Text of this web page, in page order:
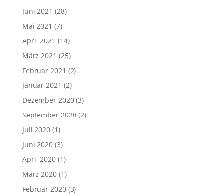
Juni 2021 (28)
Mai 2021 (7)
April 2021 (14)
März 2021 (25)
Februar 2021 (2)
Januar 2021 (2)
Dezember 2020(3)
September 2020(2)
Juli 2020(1)
Juni 2020(3)
April 2020(1)
März 2020(1)
Februar 2020(3)